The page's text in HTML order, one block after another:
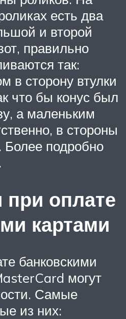
есть два
и второй
правильно
так:
в сторону втулки
что бы конус был
а маленьким
в стороны
Более подробно
оплате
картами
банковскими
могут
Самые
из них: